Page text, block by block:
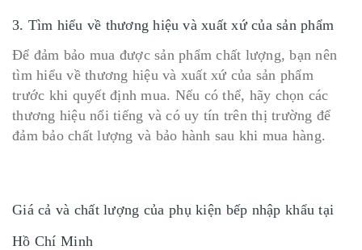
3. Tìm hiểu về thương hiệu và xuất xứ của sản phẩm
Để đảm bảo mua được sản phẩm chất lượng, bạn nên
tìm hiểu về thương hiệu và xuất xứ của sản phẩm
trước khi quyết định mua. Nếu có thể, hãy chọn các
thương hiệu nổi tiếng và có uy tín trên thị trường để
đảm bảo chất lượng và bảo hành sau khi mua hàng.
Giá cả và chất lượng của phụ kiện bếp nhập khẩu tại
Hồ Chí Minh